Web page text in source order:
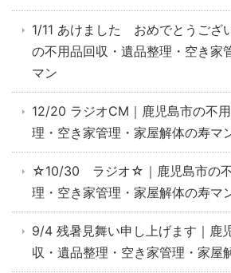
1/11 あけました おめでとうござ
の不用品回収・遺品整理・空き家
マン
12/20 ラジオCM｜鹿児島市の不
理・空き家管理・家屋解体の寿マ
☆10/30 ラジオ☆｜鹿児島市の不
理・空き家管理・家屋解体の寿マ
9/4 残暑見舞い申し上げます｜鹿
収・遺品整理・空き家管理・家屋